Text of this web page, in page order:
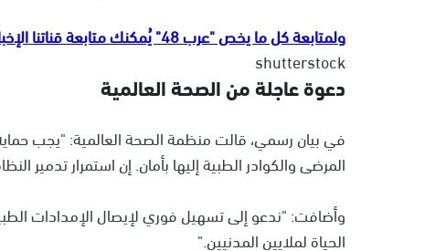
ولمتابعة كل ما يخص "عرب 48" يُمكنك متابعة قناتنا الإخبارية على تلجرام
shutterstock
دعوة عاجلة من الصحة العالمية
في بيان رسمي، قالت منظمة الصحة العالمية: "يجب
المرضى والكوادر الطبية إليها بأمان. إن استمرار
وأضافت: "ندعو إلى تسهيل فوري لإيصال الإمدادات
الحياة لملايين المدنيين."